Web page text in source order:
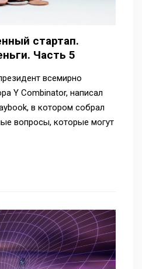
стартап.
Часть 5
всемирно
Y Combinator, написал
в котором собрал
вопросы, которые могут